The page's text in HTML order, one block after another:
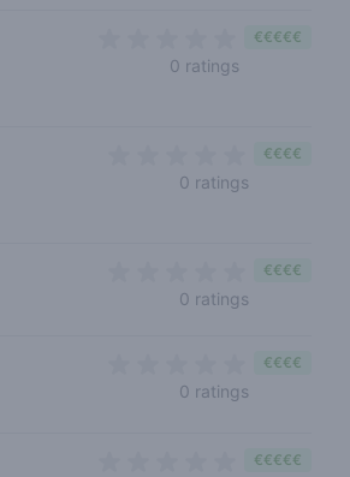
0 ratings
€€€€€
0 ratings
€€€€
0 ratings
€€€€
0 ratings
€€€€
€€€€€